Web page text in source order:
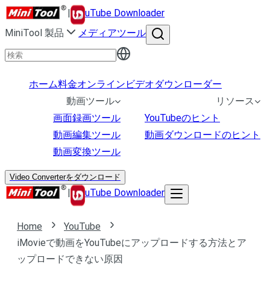
|
uTube Downloader
MiniTool 製品
メディアツール
ホーム料金オンラインビデオダウンローダー
動画ツール
画面録画ツール
動画編集ツール
動画変換ツール
リソース
YouTubeのヒント
動画ダウンロードのヒント
Video Converterをダウンロード
| uTube Downloader
Home
YouTube
iMovieで動画をYouTubeにアップロードする方法とア
ップロードできない原因